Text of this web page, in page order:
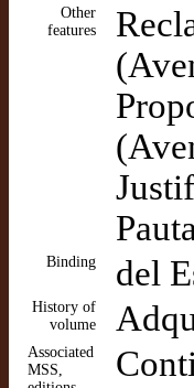
Other
features
Binding del
History of
volume
Associated
MSS,